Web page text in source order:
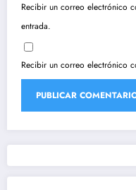
Recibir un correo electrónico
entrada.
Recibir un correo electrónico